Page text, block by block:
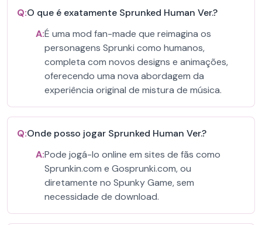
Q:O que é exatamente Sprunked Human Ver.?
A:É uma mod fan-made que reimagina os
personagens Sprunki como humanos,
completa com novos designs e animações,
oferecendo uma nova abordagem da
experiência original de mistura de música.
Q:Onde posso jogar Sprunked Human Ver.?
A:Pode jogá-lo online em sites de fãs como
Sprunkin.com e Gosprunki.com, ou
diretamente no Spunky Game, sem
necessidade de download.